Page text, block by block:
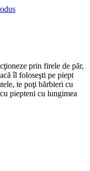
prin firele de păr,
îl foloseşti pe piept
te poţi bărbieri cu
piepteni cu lungimea